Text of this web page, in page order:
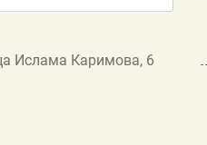
Ислама Каримова, 6